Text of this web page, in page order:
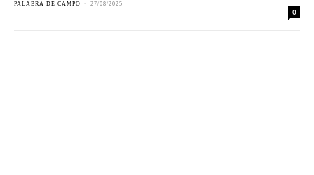
PALABRA DE CAMPO - 27/08/2025
0